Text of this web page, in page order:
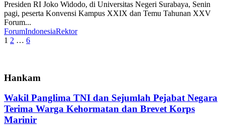
Presiden RI Joko Widodo, di Universitas Negeri Surabaya, Senin
pagi, peserta Konvensi Kampus XXIX dan Temu Tahunan XXV
Forum...
ForumIndonesiaRektor
Paginasi
1 2 … 6
Hankam
Wakil Panglima TNI dan Sejumlah Pejabat Negara
Terima Warga Kehormatan dan Brevet Korps
Marinir